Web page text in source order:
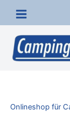
Inhalt
springen
Onlineshop für